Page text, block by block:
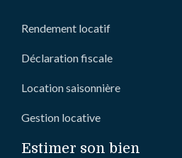
Rendement locatif
Déclaration fiscale
Location saisonnière
Gestion locative
Estimer son bien